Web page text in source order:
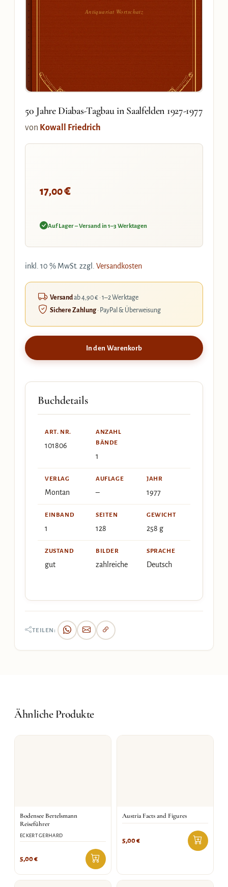
Antiquariat Wortschatz
50 Jahre Diabas-Tagbau in Saalfelden 1927-1977
von Kowall Friedrich
17,00€
Auf Lager – Versand in 1–3 Werktagen
inkl. 10 % MwSt. zzgl. Versandkosten
Versandab 4,90 € · 1–2 Werktage
Sichere Zahlung· PayPal & Überweisung
In den Warenkorb
Buchdetails
ART. NR.
101806
ANZAHL
BÄNDE
1
VERLAG
Montan
AUFLAGE
–
JAHR
1977
EINBAND
1
SEITEN
128
GEWICHT
258 g
ZUSTAND
gut
BILDER
zahlreiche
SPRACHE
Deutsch
TEILEN:
Ähnliche Produkte
Bodensee Bertelsmann
Reiseführer
ECKERT GERHARD
5,00€
Austria Facts and Figures
5,00€